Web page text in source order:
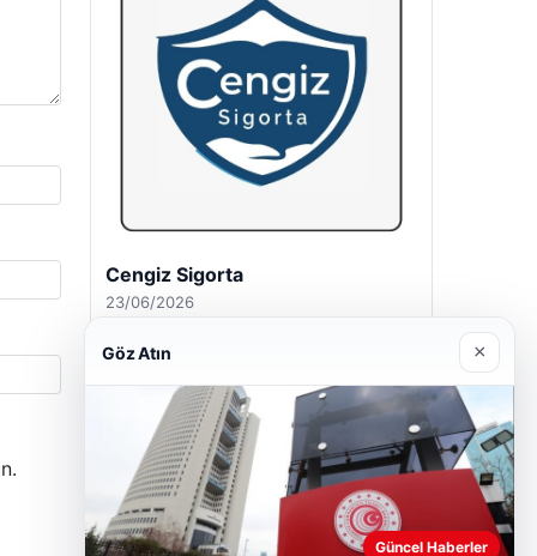
Hastaş Beton
26/05/2026
Göz Atın ×
Güncel Haberler